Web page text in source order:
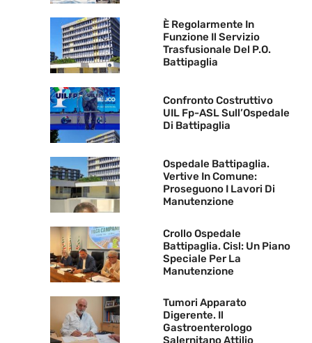
È Regolarmente In
Funzione Il Servizio
Trasfusionale Del P.O.
Battipaglia
Confronto Costruttivo
UIL Fp-ASL Sull’Ospedale
Di Battipaglia
Ospedale Battipaglia.
Vertive In Comune:
Proseguono I Lavori Di
Manutenzione
Crollo Ospedale
Battipaglia. Cisl: Un Piano
Speciale Per La
Manutenzione
Tumori Apparato
Digerente. Il
Gastroenterologo
Salernitano Attilio